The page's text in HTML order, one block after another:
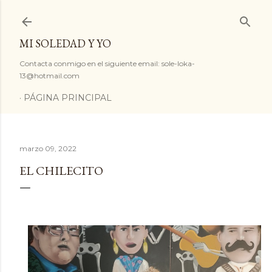
MI SOLEDAD Y YO
Contacta conmigo en el siguiente email: sole-loka-
13@hotmail.com
PÁGINA PRINCIPAL
marzo 09, 2022
EL CHILECITO